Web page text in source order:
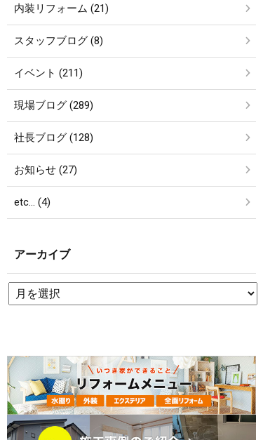
内装リフォーム (21)
スタッフブログ (8)
イベント (211)
現場ブログ (289)
社長ブログ (128)
お知らせ (27)
etc… (4)
アーカイブ